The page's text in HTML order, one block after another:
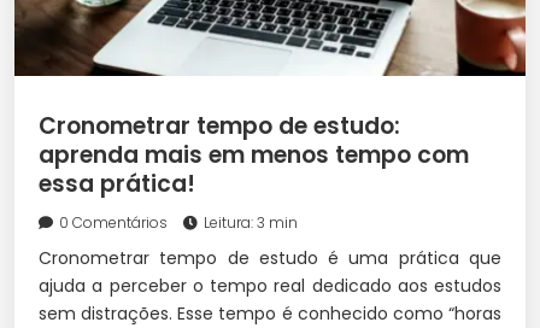
Cronometrar tempo de estudo:
aprenda mais em menos tempo com
essa prática!
0 Comentários Leitura: 3 min
Cronometrar tempo de estudo é uma prática que
ajuda a perceber o tempo real dedicado aos estudos
sem distrações. Esse tempo é conhecido como “horas